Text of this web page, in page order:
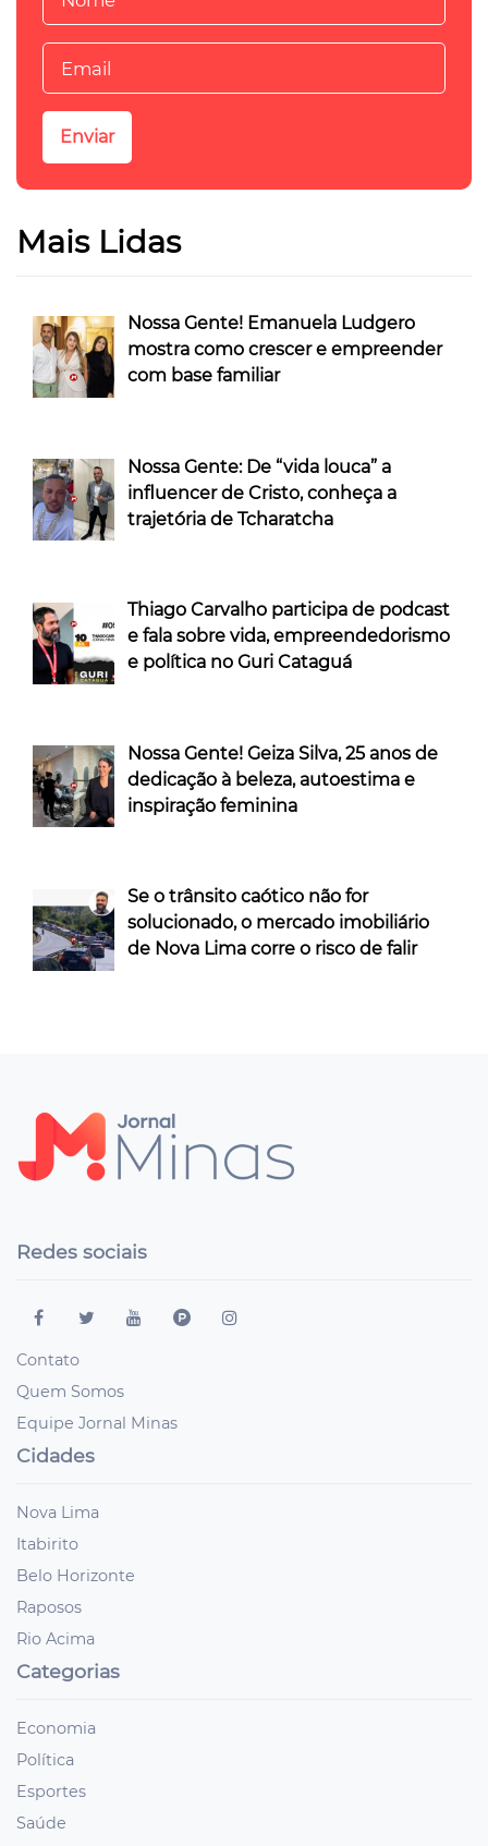
Mais Lidas
Nossa Gente! Emanuela Ludgero
mostra como crescer e empreender
com base familiar
Nossa Gente: De “vida louca” a
influencer de Cristo, conheça a
trajetória de Tcharatcha
Thiago Carvalho participa de podcast
e fala sobre vida, empreendedorismo
e política no Guri Cataguá
Nossa Gente! Geiza Silva, 25 anos de
dedicação à beleza, autoestima e
inspiração feminina
Se o trânsito caótico não for
solucionado, o mercado imobiliário
de Nova Lima corre o risco de falir
Redes sociais
Contato
Quem Somos
Equipe Jornal Minas
Cidades
Nova Lima
Itabirito
Belo Horizonte
Raposos
Rio Acima
Categorias
Economia
Política
Esportes
Saúde